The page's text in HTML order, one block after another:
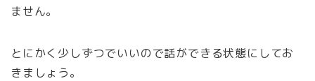
ません。
とにかく少しずつでいいので話ができる状態にしてお
きましょう。